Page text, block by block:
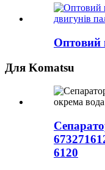
Оптовий
Для Komatsu
6120